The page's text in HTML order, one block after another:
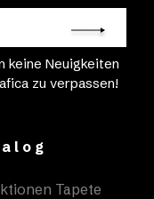
keine Neuigkeiten
zu verpassen!
Tapete